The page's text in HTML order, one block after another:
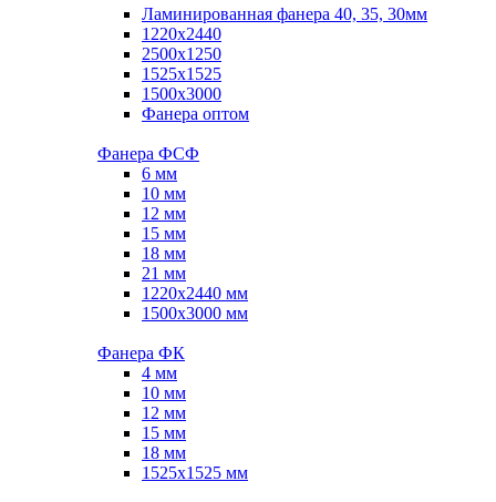
Ламинированная фанера 40, 35, 30мм
1220x2440
2500x1250
1525x1525
1500x3000
Фанера оптом
Фанера ФСФ
6 мм
10 мм
12 мм
15 мм
18 мм
21 мм
1220х2440 мм
1500х3000 мм
Фанера ФК
4 мм
10 мм
12 мм
15 мм
18 мм
1525х1525 мм